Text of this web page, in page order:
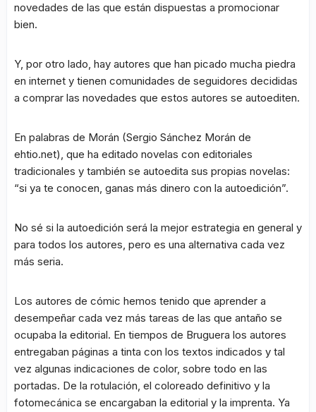
novedades de las que están dispuestas a promocionar
bien.
Y, por otro lado, hay autores que han picado mucha piedra
en internet y tienen comunidades de seguidores decididas
a comprar las novedades que estos autores se autoediten.
En palabras de Morán (Sergio Sánchez Morán de
ehtio.net), que ha editado novelas con editoriales
tradicionales y también se autoedita sus propias novelas:
“si ya te conocen, ganas más dinero con la autoedición”.
No sé si la autoedición será la mejor estrategia en general y
para todos los autores, pero es una alternativa cada vez
más seria.
Los autores de cómic hemos tenido que aprender a
desempeñar cada vez más tareas de las que antaño se
ocupaba la editorial. En tiempos de Bruguera los autores
entregaban páginas a tinta con los textos indicados y tal
vez algunas indicaciones de color, sobre todo en las
portadas. De la rotulación, el coloreado definitivo y la
fotomecánica se encargaban la editorial y la imprenta. Ya